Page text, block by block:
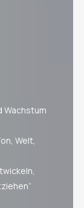
Wachstum
Welt,